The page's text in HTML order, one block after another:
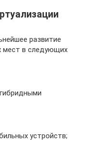
развитие
мест в следующих
устройств;